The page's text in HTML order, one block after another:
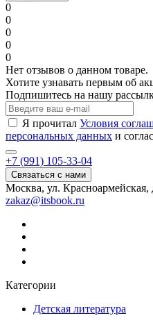
0
0
0
0
0
Нет отзывов о данном товаре.
Хотите узнавать первым об
Подпишитесь на нашу
Я прочитал Условия
персональных данных и
+7 (991) 105-33-04
Связаться с нами
Москва, ул. Красноармейская,
zakaz@itsbook.ru
Категории
Детская литература